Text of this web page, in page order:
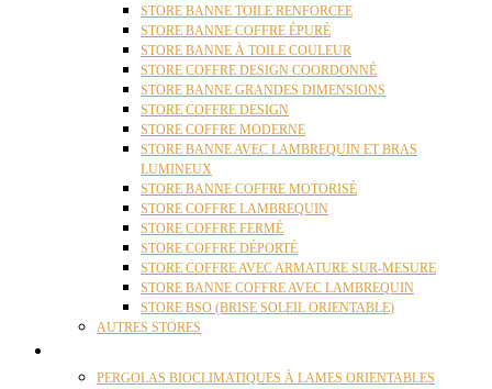
STORE BANNE TOILE RENFORCEE
STORE BANNE COFFRE ÉPURÉ
STORE BANNE À TOILE COULEUR
STORE COFFRE DESIGN COORDONNÉ
STORE BANNE GRANDES DIMENSIONS
STORE COFFRE DESIGN
STORE COFFRE MODERNE
STORE BANNE AVEC LAMBREQUIN ET BRAS
LUMINEUX
STORE BANNE COFFRE MOTORISÉ
STORE COFFRE LAMBREQUIN
STORE COFFRE FERMÉ
STORE COFFRE DÉPORTÉ
STORE COFFRE AVEC ARMATURE SUR-MESURE
STORE BANNE COFFRE AVEC LAMBREQUIN
STORE BSO (BRISE SOLEIL ORIENTABLE)
AUTRES STORES
PERGOLAS BIOCLIMATIQUES À LAMES ORIENTABLES